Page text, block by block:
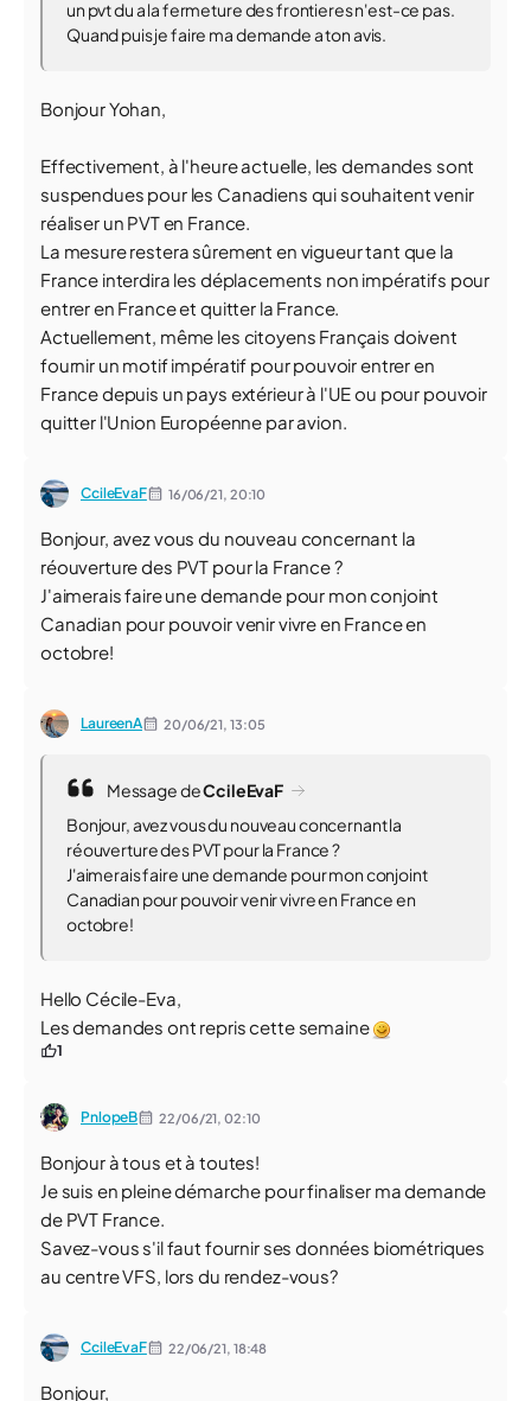
un pvt du a la fermeture des frontieres n'est-ce pas.
Quand puis je faire ma demande a ton avis.
Bonjour Yohan,
Effectivement, à l'heure actuelle, les demandes sont
suspendues pour les Canadiens qui souhaitent venir
réaliser un PVT en France.
La mesure restera sûrement en vigueur tant que la
France interdira les déplacements non impératifs pour
entrer en France et quitter la France.
Actuellement, même les citoyens Français doivent
fournir un motif impératif pour pouvoir entrer en
France depuis un pays extérieur à l'UE ou pour pouvoir
quitter l'Union Européenne par avion.
CcileEvaF 16/06/21, 20:10
Bonjour, avez vous du nouveau concernant la
réouverture des PVT pour la France ?
J'aimerais faire une demande pour mon conjoint
Canadian pour pouvoir venir vivre en France en
octobre!
LaureenA 20/06/21, 13:05
Message deCcileEvaF
Bonjour, avez vous du nouveau concernant la
réouverture des PVT pour la France ?
J'aimerais faire une demande pour mon conjoint
Canadian pour pouvoir venir vivre en France en
octobre!
Hello Cécile-Eva,
Les demandes ont repris cette semaine
1
PnlopeB 22/06/21,02:10
Bonjour à tous et à toutes!
Je suis en pleine démarche pour finaliser ma demande
de PVT France.
Savez-vous s'il faut fournir ses données biométriques
au centre VFS, lors du rendez-vous?
CcileEvaF 22/06/21, 18:48
Bonjour,